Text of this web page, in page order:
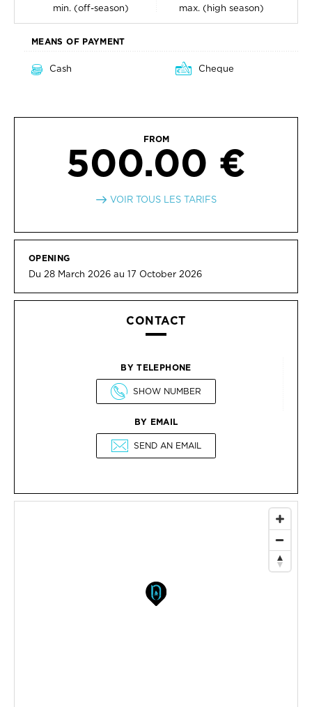
min. (off-season) max. (high season)
MEANS OF PAYMENT
Cash Cheque
FROM
500.00 €
VOIR TOUS LES TARIFS
OPENING
Du 28 March 2026 au 17 October 2026
CONTACT
BY TELEPHONE
SHOW NUMBER
BY EMAIL
SEND AN EMAIL